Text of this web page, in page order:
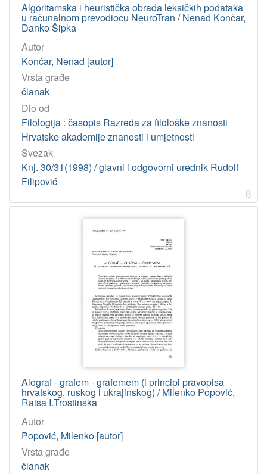
Algoritamska i heuristička obrada leksičkih podataka
u računalnom prevodiocu NeuroTran / Nenad Končar,
Danko Šipka
Autor
Končar, Nenad [autor]
Vrsta građe
članak
Dio od
Filologija : časopis Razreda za filološke znanosti
Hrvatske akademije znanosti i umjetnosti
Svezak
Knj. 30/31(1998) / glavni i odgovorni urednik Rudolf
Filipović
8
Alograf - grafem - grafemem (i principi pravopisa
hrvatskog, ruskog i ukrajinskog) / Milenko Popović,
Raisa I.Trostinska
Autor
Popović, Milenko [autor]
Vrsta građe
članak